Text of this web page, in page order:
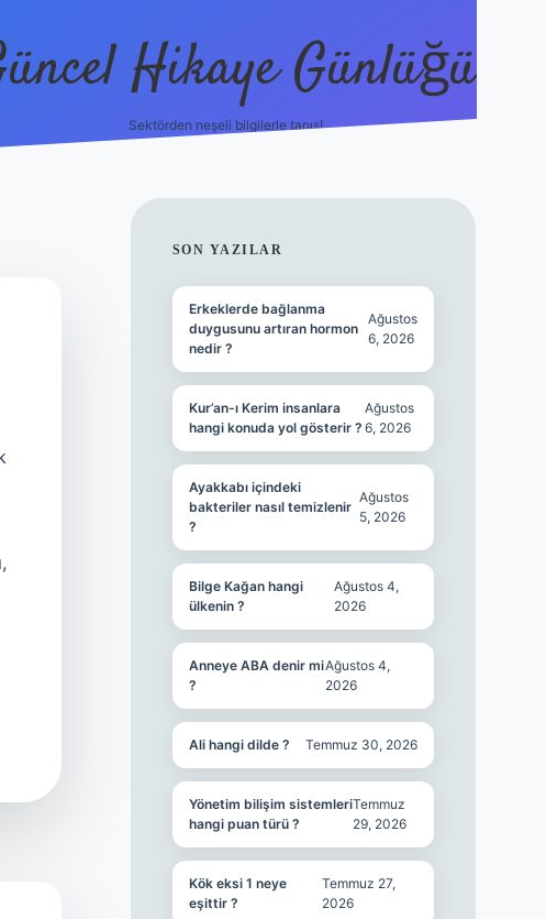
Hikaye Günlüğü
Sektörden neşeli bilgilerle tanış!
SIDEBAR
SON YAZILAR
Erkeklerde bağlanma
duygusunu artıran hormon
nedir ?
Ağustos
6, 2026
Kur’an-ı Kerim insanlara
hangi konuda yol gösterir ?
Ağustos
6, 2026
Ayakkabı içindeki
bakteriler nasıl temizlenir
?
Ağustos
5, 2026
Bilge Kağan hangi
ülkenin ?
Ağustos 4,
2026
Anneye ABA denir mi
?
Ağustos 4,
2026
Ali hangi dilde ? Temmuz 30, 2026
Yönetim bilişim sistemleri
hangi puan türü ?
Temmuz
29, 2026
Kök eksi 1 neye
eşittir ?
Temmuz 27,
2026
https://piabella.casino/